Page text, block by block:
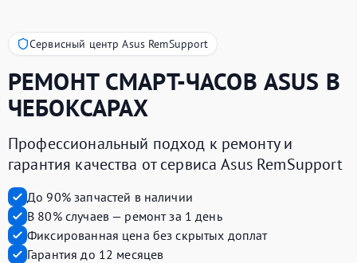
Сервисный центр Asus RemSupport
РЕМОНТ СМАРТ-ЧАСОВ ASUS В
ЧЕБОКСАРАХ
Профессиональный подход к ремонту и
гарантия качества от сервиса Asus RemSupport
До 90% запчастей в наличии
В 80% случаев — ремонт за 1 день
Фиксированная цена без скрытых доплат
Гарантия до 12 месяцев